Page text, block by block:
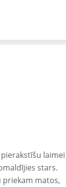
laimei
stars.
priekam matos,